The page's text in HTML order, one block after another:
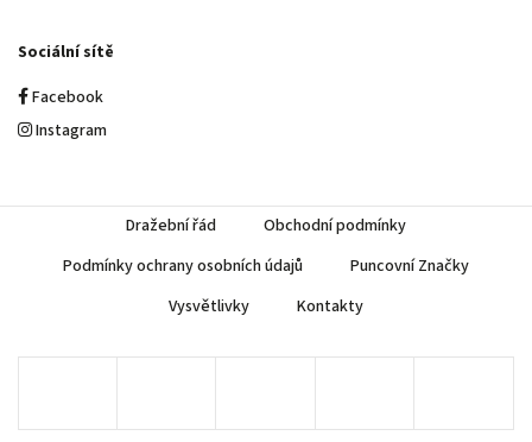
Sociální sítě
Facebook
Instagram
Dražební řád
Obchodní podmínky
Podmínky ochrany osobních údajů
Puncovní Značky
Vysvětlivky
Kontakty